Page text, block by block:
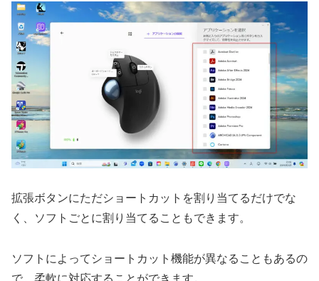
拡張ボタンにただショートカットを割り当てるだけでな
く、ソフトごとに割り当てることもできます。
ソフトによってショートカット機能が異なることもあるの